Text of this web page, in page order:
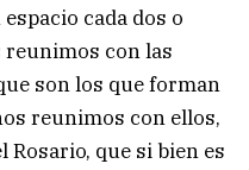
cada dos o
reunimos con las
son los que forman
reunimos con ellos,
Rosario, que si bien es